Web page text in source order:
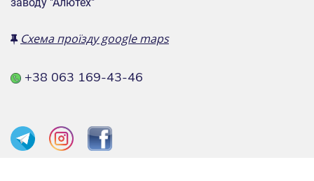
Схема проїзду google maps
+38 063 169-43-46